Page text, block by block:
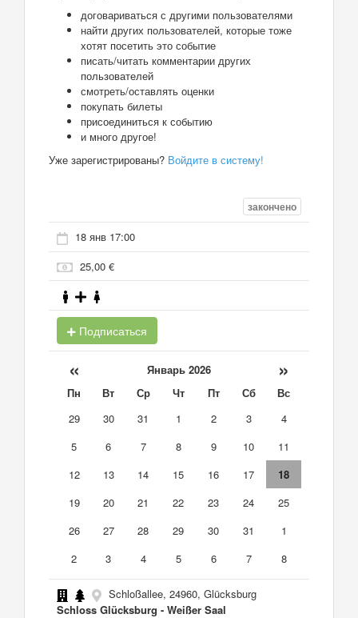
договариваться с другими пользователями
найти других пользователей, которые тоже
хотят посетить это событие
писать/читать комментарии других
пользователей
смотреть/оставлять оценки
покупать билеты
присоединиться к событию
и много другое!
Уже зарегистрированы? Войдите в систему!
закончено
18 янв 17:00
25,00 €
Подписаться
« Январь 2026 »
Пн Вт Ср Чт Пт Сб
Вс
29
30 31 1 2 3
4
5
6 7 8 9 10
11
12
13 14 15 16 17
18
19
20 21 22 23 24
25
26
27 28 29 30 31
1
2
3 4 5 6 7 8
Schloßallee, 24960, Glücksburg
Schloss Glücksburg - Weißer Saal